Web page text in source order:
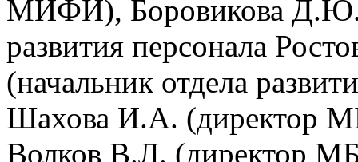
МИФИ), Боровикова Д.Ю.
развития персонала
(начальник отдела
Шахова И.А. (директор
Волков В.Л. (директор